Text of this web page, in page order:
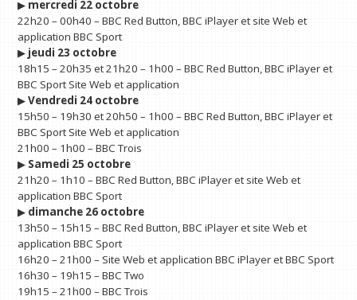
▶︎ mercredi 22 octobre
22h20 – 00h40 – BBC Red Button, BBC iPlayer et site Web et
application BBC Sport
▶︎ jeudi 23 octobre
18h15 – 20h35 et 21h20 – 1h00 – BBC Red Button, BBC iPlayer et
BBC Sport Site Web et application
▶︎Vendredi 24 octobre
15h50 – 19h30 et 20h50 – 1h00 – BBC Red Button, BBC iPlayer et
BBC Sport Site Web et application
21h00 – 1h00 – BBC Trois
▶︎ Samedi 25 octobre
21h20 – 1h10 – BBC Red Button, BBC iPlayer et site Web et
application BBC Sport
▶︎ dimanche 26 octobre
13h50 – 15h15 – BBC Red Button, BBC iPlayer et site Web et
application BBC Sport
16h20 – 21h00 – Site Web et application BBC iPlayer et BBC Sport
16h30 – 19h15 – BBC Two
19h15 – 21h00 – BBC Trois